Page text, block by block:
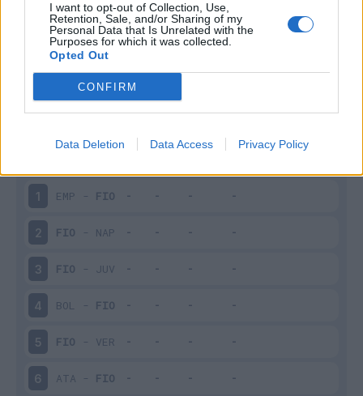
I want to opt-out of Collection, Use,
Retention, Sale, and/or Sharing of my
Personal Data that Is Unrelated with the
Purposes for which it was collected.
Opted Out
CONFIRM
Data Deletion Data Access Privacy Policy
Scarica riepilogo
Scarica
1 EMP - FIO
2 FIO - NAP
3 FIO - JUV
4 BOL - FIO
5 FIO - VER
6 ATA - FIO